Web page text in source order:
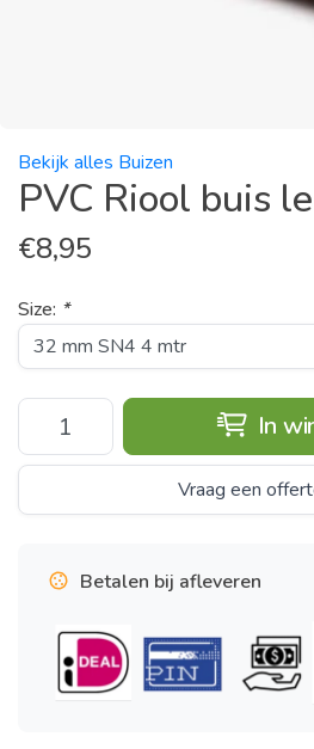
Bekijk alles Buizen
PVC Riool buis
€8,95
Size: *
In
Vraag een
Betalen bij afleveren